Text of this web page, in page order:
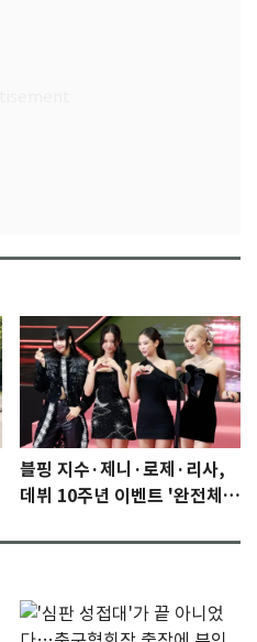
블핑 지수·제니·로제·리사,
데뷔 10주년 이벤트 '완전체'